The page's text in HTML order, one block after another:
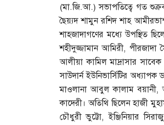
(মা.জি.আ.)সভাপতিত্বে গত
ছৈয়্যদ শামুন রশিদ শাহ
শাহজাদাগণের মধ্যে উপস্থিত
শহীদুজ্জামান আমিরী, পীরজাদা
আলীয়া কামিল মাদ্রাসার
সাউদার্ন ইউনিভার্সিটির অধ্যাপক
মাওলানা আবুল কালাম বয়ানী,
কাদেরী। অতিথি ছিলেন হাজী
চৌধুরী ভুট্টো,ইঞ্জিনিয়ার